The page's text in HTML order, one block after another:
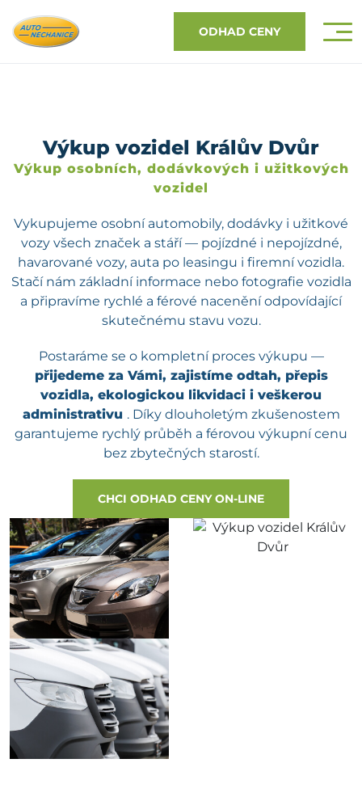
ODHAD CENY
Výkup vozidel Králův Dvůr
Výkup osobních, dodávkových i užitkových
vozidel
Vykupujeme osobní automobily, dodávky i užitkové
vozy všech značek a stáří — pojízdné i nepojízdné,
havarované vozy, auta po leasingu i firemní vozidla.
Stačí nám základní informace nebo fotografie vozidla
a připravíme rychlé a férové nacenění odpovídající
skutečnému stavu vozu.
Postaráme se o kompletní proces výkupu —
přijedeme za Vámi, zajistíme odtah, přepis
vozidla, ekologickou likvidaci i veškerou
administrativu . Díky dlouholetým zkušenostem
garantujeme rychlý průběh a férovou výkupní cenu
bez zbytečných starostí.
CHCI ODHAD CENY ON-LINE